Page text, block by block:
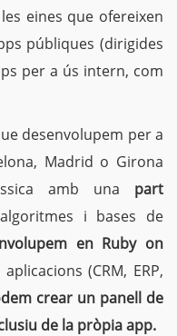
eines que ofereixen
públiques (dirigides
per a ús intern, com
desenvolupem per a
​​Madrid o Girona
amb una part
i bases de
en Ruby on
(CRM, ERP,
crear un panell de
de la pròpia app.